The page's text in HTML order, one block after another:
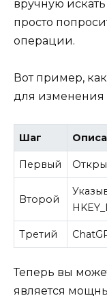
вручную
просто
операции.
Вот пример,
для изменения
Шаг
Первый
Второй
Третий
Теперь вы
является